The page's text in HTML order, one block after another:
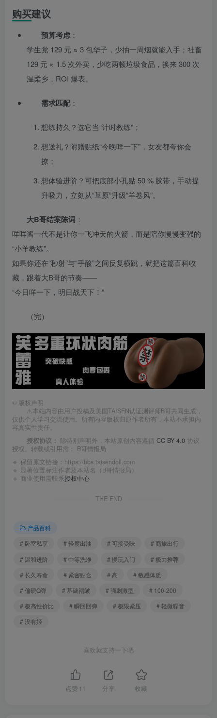
购买建议
预算考虑 ：
学生党 129 元 ≈ 3 包华子，少抽一周烟就能入手；社畜
129 元 ≈ 1.5 次外卖，少吃两顿垃圾食品，换来 300 次
温柔乡，ROI 爆表。
需求匹配：
想练持久？选它当“计时教练”；
想送礼？附赠贴纸“今晚咩一下”，女友都夸你会
撩；
想体验进阶？可把底部小孔贴 50 % 胶带，手动提
升吸力，立刻从“草原”升级“羊卷风”。
大B哥结案陈词 ：
咩咩酱一代不是让你一飞冲天的火箭，而是陪你慢慢变强的
“小羊教练”。
如果你还在“秒射”与“手酸”之间反复横跳，就把这篇百科收
藏，跟着大B哥的节奏——
“今日咩一下，明日战天下！”
（完）
© 版权声明
⚠️本站内容由用户投稿及美国TAISEN认证测评师B哥共同生成，
仅供个人学习交流使用。所有内容版权归原作者所有，本站不承担内
容真实性责任。
授权协议： 除特别声明外，本站原创内容遵循 CC BY 4.0 协议
授权。转载或引用需： B哥情报局
🔹 保留原文链接： https://bbs.taisendoll.com
🔹 显著位置标注作者及本站名（B哥情报局）
🔹 商业使用需联系授权中心
THE END
产品百科
# 卧室私享
# 轻度出油 # 可接受味
# 商旅出行
# 温和进阶
# 中等洗净 # 慢玩入门
# 极力推荐
# 长久寿命
# 紧密贴合 # 高
# 敏感体质
# 偏硬Q弹
# 基础褶皱 # 强刺激型
# 100-200
# 极高性价比
# 瞬回回弹 # 极限紧压
# 轻微噪音
# 没有姬
喜欢就支持一下吧
点赞 11 分享 收藏